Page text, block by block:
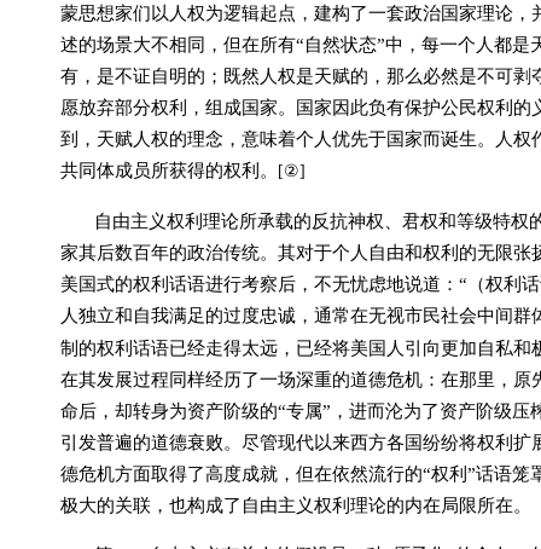
蒙思想家们以人权为逻辑起点，建构了一套政治国家理论
述的场景大不相同，但在所有“自然状态”中，每一个人都
有，是不证自明的；既然人权是天赋的，那么必然是不可
愿放弃部分权利，组成国家。国家因此负有保护公民权利
到，天赋人权的理念，意味着个人优先于国家而诞生。人
共同体成员所获得的权利。
[②]
自由主义权利理论所承载的反抗神权、君权和等级特权
家其后数百年的政治传统。 其对于个人自由和权利的无限张
美国式的权利话语进行考察后，不无忧虑地说道：“（权利
人独立和自我满足的过度忠诚，通常在无视市民社会中间
制的权利话语已经走得太远，已经将美国人引向更加自私
在其发展过程同样经历了一场深重的道德危机：在那里，
命后，却转身为资产阶级的“专属”，进而沦为了资产阶级
引发普遍的道德衰败。尽管现代以来西方各国纷纷将权利
德危机方面取得了高度成就，但在依然流行的“权利”话语
极大的关联，也构成了自由主义权利理论的内在局限所在。